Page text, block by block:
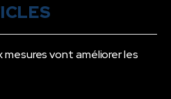
vont améliorer les